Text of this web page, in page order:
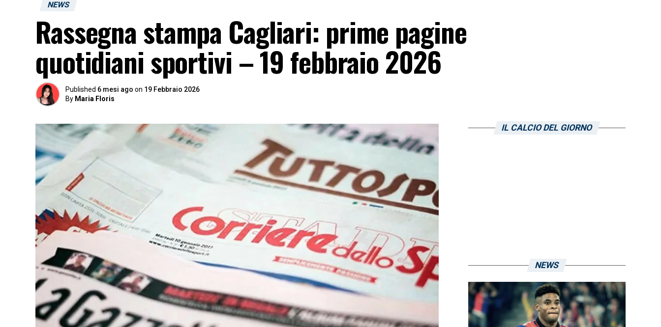
NEWS
Rassegna stampa Cagliari: prime pagine
quotidiani sportivi – 19 febbraio 2026
Published 6 mesi ago on 19 Febbraio 2026
By Maria Floris
IL CALCIO DEL GIORNO
NEWS